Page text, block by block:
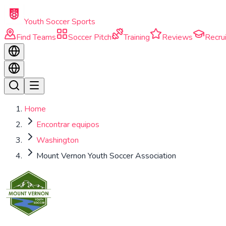
Skip to main content
Youth Soccer Sports
Find Teams
Soccer Pitch Training Reviews
Home
Encontrar equipos
Washington
Mount Vernon Youth Soccer Association